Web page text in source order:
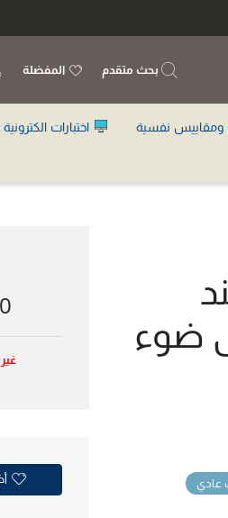
بحث متقدم المفضلة
ومقاييس نفسية اختبارات الكترونية
ضوء
عادي